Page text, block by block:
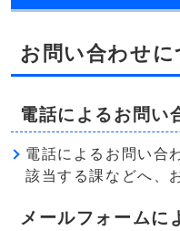
お問い合わせに
電話によるお問い
電話によるお問い合
該当する課などへ、
メールフォームに